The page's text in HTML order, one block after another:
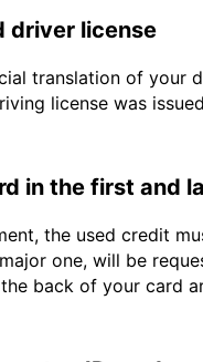
driver license
translation of your
license was
in the first and
the used credit
one, will be
back of your card